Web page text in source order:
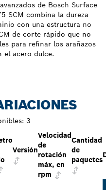
de Bosch Surface
SCM combina la dureza
con una estructura no
de corte rápido que no
para refinar los arañazos
el acero dulce.
3
Versión
Velocidad
de
rotación
máx, en
rpm
Cantidad
de
paquetes